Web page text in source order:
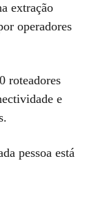
extração
operadores
roteadores
e
pessoa está